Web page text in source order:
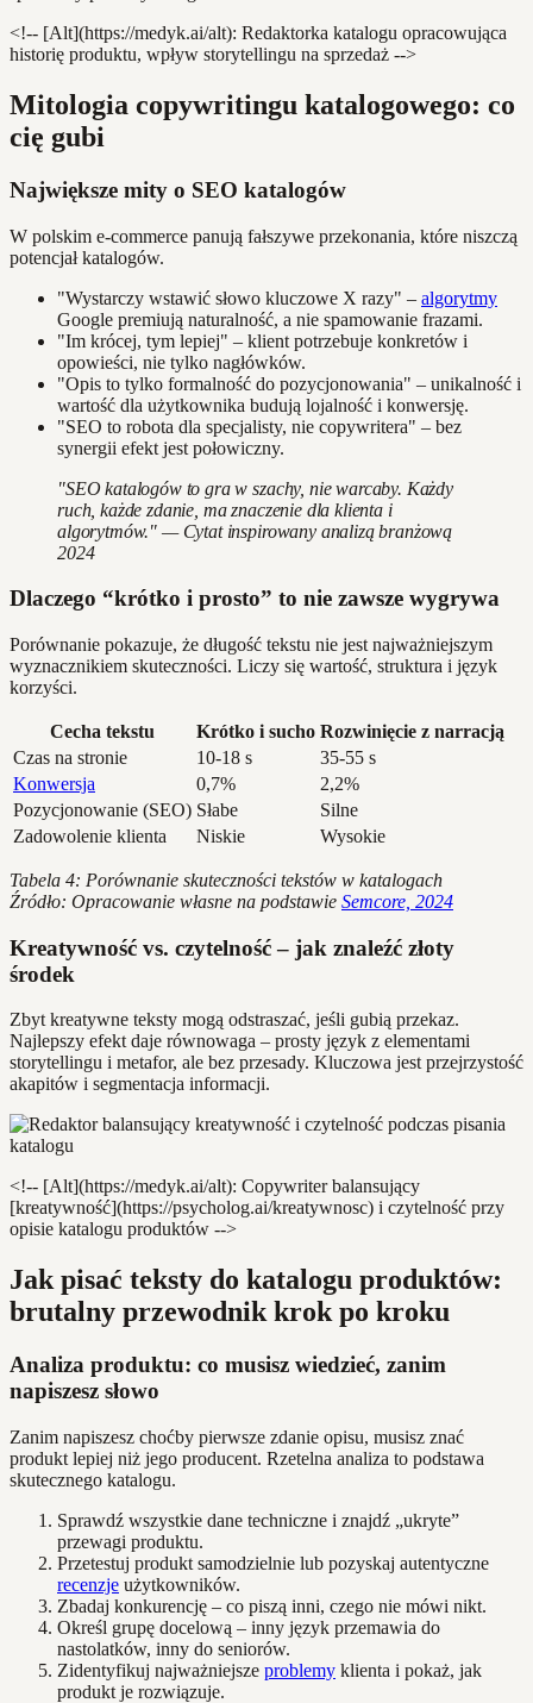
<!-- [Alt](https://medyk.ai/alt): Redaktorka katalogu opracowująca
historię produktu, wpływ storytellingu na sprzedaż -->
Mitologia copywritingu katalogowego: co
cię gubi
Największe mity o SEO katalogów
W polskim e-commerce panują fałszywe przekonania, które niszczą
potencjał katalogów.
"Wystarczy wstawić słowo kluczowe X razy" – algorytmy
Google premiują naturalność, a nie spamowanie frazami.
"Im krócej, tym lepiej" – klient potrzebuje konkretów i
opowieści, nie tylko nagłówków.
"Opis to tylko formalność do pozycjonowania" – unikalność i
wartość dla użytkownika budują lojalność i konwersję.
"SEO to robota dla specjalisty, nie copywritera" – bez
synergii efekt jest połowiczny.
"SEO katalogów to gra w szachy, nie warcaby. Każdy
ruch, każde zdanie, ma znaczenie dla klienta i
algorytmów." — Cytat inspirowany analizą branżową
2024
Dlaczego “krótko i prosto” to nie zawsze wygrywa
Porównanie pokazuje, że długość tekstu nie jest najważniejszym
wyznacznikiem skuteczności. Liczy się wartość, struktura i język
korzyści.
Cecha tekstu Krótko i sucho Rozwinięcie z narracją
Czas na stronie
10-18 s
35-55 s
Konwersja
0,7%
2,2%
Pozycjonowanie (SEO) Słabe
Silne
Zadowolenie klienta
Niskie Wysokie
Tabela 4: Porównanie skuteczności tekstów w katalogach
Źródło: Opracowanie własne na podstawie Semcore, 2024
Kreatywność vs. czytelność – jak znaleźć złoty
środek
Zbyt kreatywne teksty mogą odstraszać, jeśli gubią przekaz.
Najlepszy efekt daje równowaga – prosty język z elementami
storytellingu i metafor, ale bez przesady. Kluczowa jest przejrzystość
akapitów i segmentacja informacji.
<!-- [Alt](https://medyk.ai/alt): Copywriter balansujący
[kreatywność](https://psycholog.ai/kreatywnosc) i czytelność przy
opisie katalogu produktów -->
Jak pisać teksty do katalogu produktów:
brutalny przewodnik krok po kroku
Analiza produktu: co musisz wiedzieć, zanim
napiszesz słowo
Zanim napiszesz choćby pierwsze zdanie opisu, musisz znać
produkt lepiej niż jego producent. Rzetelna analiza to podstawa
skutecznego katalogu.
Sprawdź wszystkie dane techniczne i znajdź „ukryte”
przewagi produktu.
Przetestuj produkt samodzielnie lub pozyskaj autentyczne
recenzje użytkowników.
Zbadaj konkurencję – co piszą inni, czego nie mówi nikt.
Określ grupę docelową – inny język przemawia do
nastolatków, inny do seniorów.
Zidentyfikuj najważniejsze problemy klienta i pokaż, jak
produkt je rozwiązuje.